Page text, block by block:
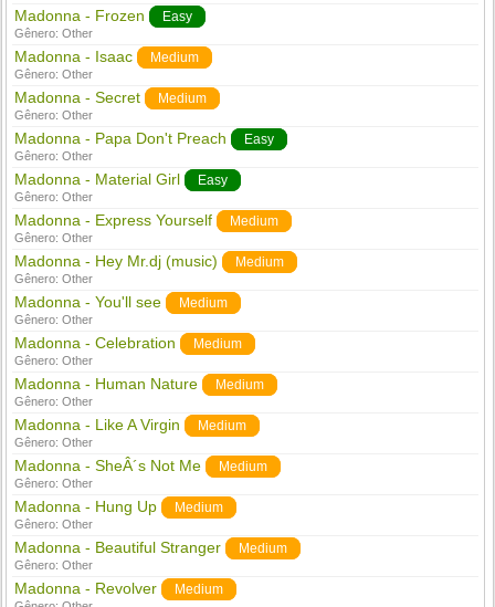
Madonna - Frozen Easy
Gênero:Other
Madonna - Isaac Medium
Gênero:Other
Madonna - Secret Medium
Gênero:Other
Madonna - Papa Don't Preach Easy
Gênero:Other
Madonna - Material Girl Easy
Gênero:Other
Madonna - Express Yourself Medium
Gênero:Other
Madonna - Hey Mr.dj (music) Medium
Gênero:Other
Madonna - You'll see Medium
Gênero:Other
Madonna - Celebration Medium
Gênero:Other
Madonna - Human Nature Medium
Gênero:Other
Madonna - Like A Virgin Medium
Gênero:Other
Madonna - SheÂ´s Not Me Medium
Gênero:Other
Madonna - Hung Up Medium
Gênero:Other
Madonna - Beautiful Stranger Medium
Gênero:Other
Madonna - Revolver Medium